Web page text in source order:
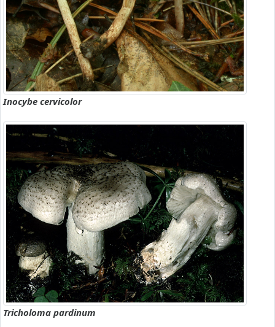
Inocybe cervicolor
Tricholoma pardinum